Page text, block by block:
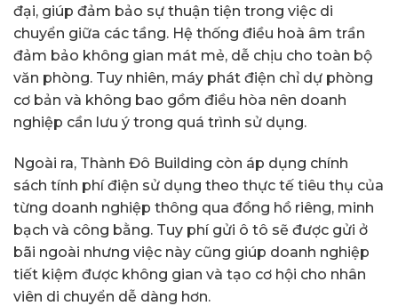
đại, giúp đảm bảo sự thuận tiện trong việc di
chuyển giữa các tầng. Hệ thống điều hoà âm trần
đảm bảo không gian mát mẻ, dễ chịu cho toàn bộ
văn phòng. Tuy nhiên, máy phát điện chỉ dự phòng
cơ bản và không bao gồm điều hòa nên doanh
nghiệp cần lưu ý trong quá trình sử dụng.
Ngoài ra, Thành Đô Building còn áp dụng chính
sách tính phí điện sử dụng theo thực tế tiêu thụ của
từng doanh nghiệp thông qua đồng hồ riêng, minh
bạch và công bằng. Tuy phí gửi ô tô sẽ được gửi ở
bãi ngoài nhưng việc này cũng giúp doanh nghiệp
tiết kiệm được không gian và tạo cơ hội cho nhân
viên di chuyển dễ dàng hơn.